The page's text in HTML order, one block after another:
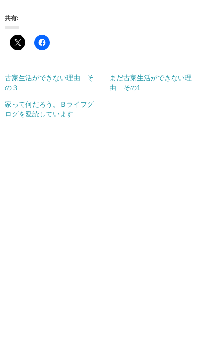
共有:
古家生活ができない理由 そ
の３
まだ古家生活ができない理
由 その1
家って何だろう。Ｂライフグ
ログを愛読しています